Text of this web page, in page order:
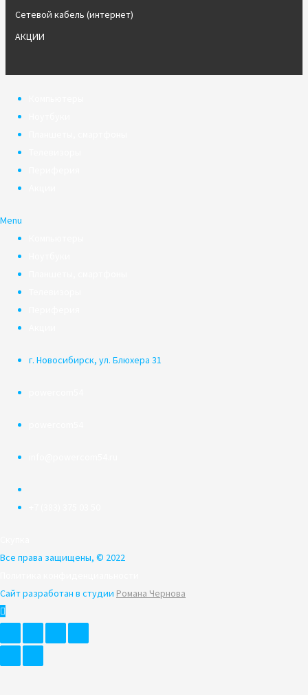
Сетевой кабель (интернет)
АКЦИИ
Menu
г. Новосибирск, ул. Блюхера 31
Все права защищены, © 2022
Сайт разработан в студии Романа Чернова
наверх